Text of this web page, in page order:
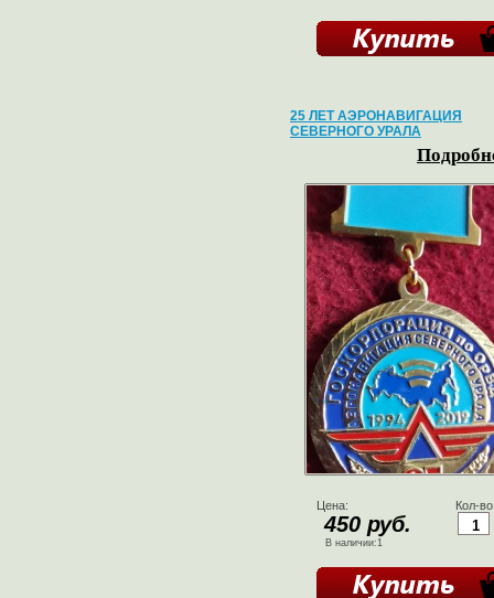
25 ЛЕТ АЭРОНАВИГАЦИЯ
СЕВЕРНОГО УРАЛА
Цена:
450 руб.
В наличии:1
Кол-